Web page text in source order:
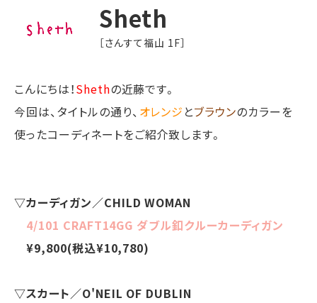
Sheth
［さんすて福山 1F］
こんにちは！Shethの近藤です。
今回は、タイトルの通り、 オレンジ とブラウンのカラーを
使ったコーディネートをご紹介致します。
▽カーディガン／CHILD WOMAN
4/101 CRAFT14GG ダブル釦クルーカーディガン
¥9,800(税込¥10,780)
▽スカート／O'NEIL OF DUBLIN